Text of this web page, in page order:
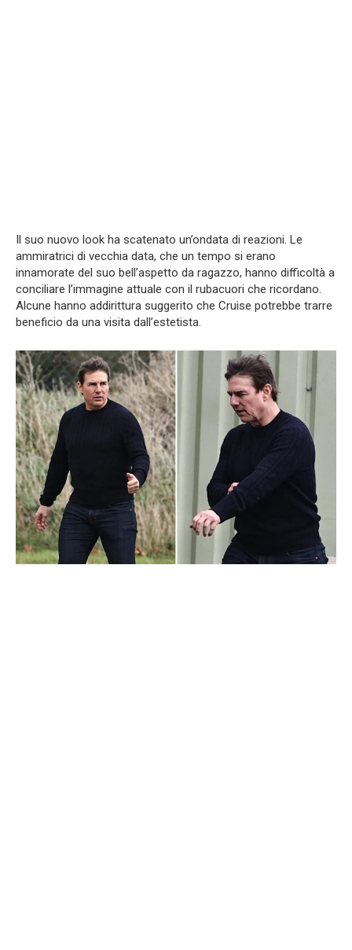
Il suo nuovo look ha scatenato un’ondata di reazioni. Le
ammiratrici di vecchia data, che un tempo si erano
innamorate del suo bell’aspetto da ragazzo, hanno difficoltà a
conciliare l’immagine attuale con il rubacuori che ricordano.
Alcune hanno addirittura suggerito che Cruise potrebbe trarre
beneficio da una visita dall’estetista.